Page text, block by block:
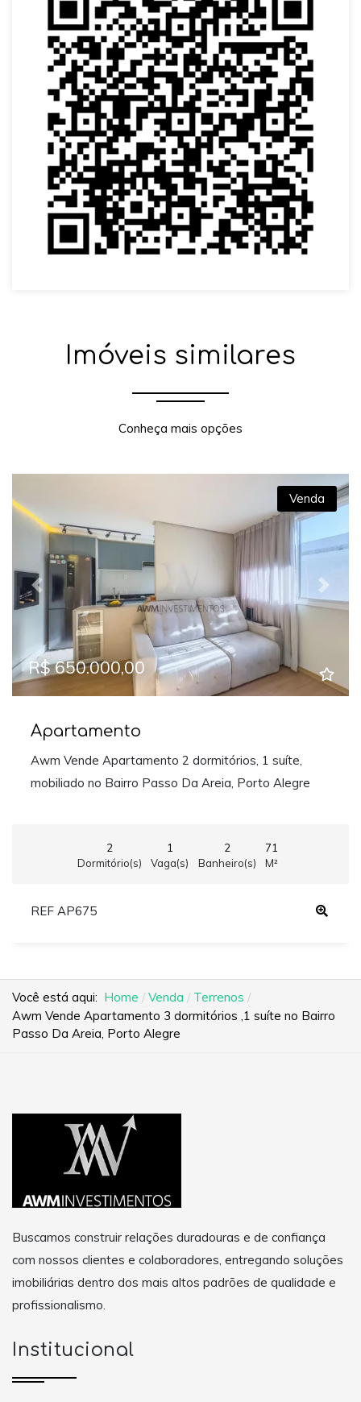
Imóveis similares
Conheça mais opções
Previous Next
Venda
R$ 650.000,00
Apartamento
Awm Vende Apartamento 2 dormitórios, 1 suíte,
mobiliado no Bairro Passo Da Areia, Porto Alegre
2
Dormitório(s)
1
Vaga(s)
2
Banheiro(s)
71
M²
REF AP675
Você está aqui: Home Venda
Terrenos
Awm Vende Apartamento 3 dormitórios ,1 suíte no Bairro
Passo Da Areia, Porto Alegre
Buscamos construir relações duradouras e de confiança
com nossos clientes e colaboradores, entregando soluções
imobiliárias dentro dos mais altos padrões de qualidade e
profissionalismo.
Institucional